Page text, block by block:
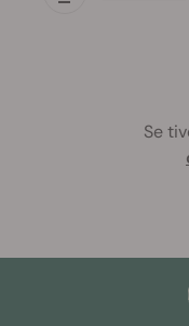
Se